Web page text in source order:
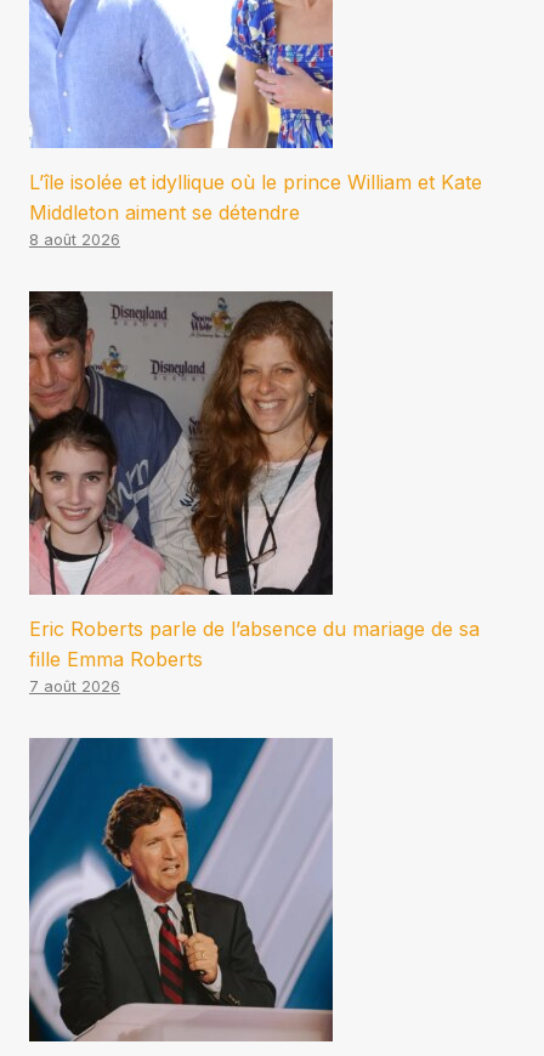
L’île isolée et idyllique où le prince William et Kate
Middleton aiment se détendre
8 août 2026
Eric Roberts parle de l’absence du mariage de sa
fille Emma Roberts
7 août 2026